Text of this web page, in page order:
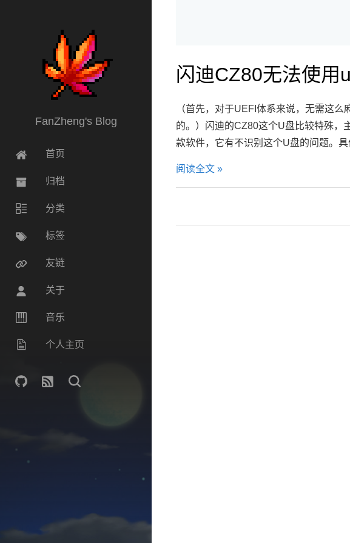
FanZheng's Blog
首页
归档
分类
标签
友链
关于
音乐
个人主页
闪迪CZ80无法使用
（首先，对于UEFI体系来说，无需这
的。）闪迪的CZ80这个U盘比较特殊，
款软件，它有不识别这个U盘的问题。
阅读全文 »